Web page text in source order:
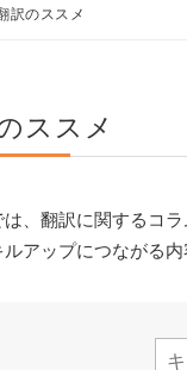
訳のススメ
ススメ
、翻訳に関するコ
アップにつながる内